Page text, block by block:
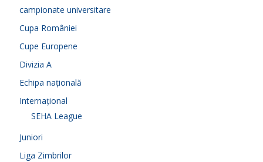
campionate universitare
Cupa României
Cupe Europene
Divizia A
Echipa națională
Internațional
SEHA League
Juniori
Liga Zimbrilor